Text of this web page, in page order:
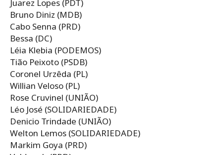
Juarez Lopes (PDT)
Bruno Diniz (MDB)
Cabo Senna (PRD)
Bessa (DC)
Léia Klebia (PODEMOS)
Tião Peixoto (PSDB)
Coronel Urzêda (PL)
Willian Veloso (PL)
Rose Cruvinel (UNIÃO)
Léo José (SOLIDARIEDADE)
Denicio Trindade (UNIÃO)
Welton Lemos (SOLIDARIEDADE)
Markim Goya (PRD)